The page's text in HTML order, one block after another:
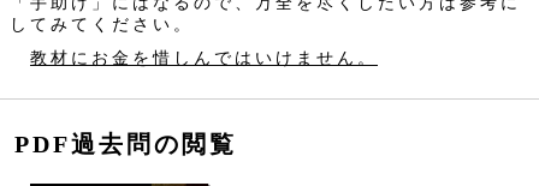
してみてください。
教材にお金を惜しんではいけません。
PDF過去問の閲覧